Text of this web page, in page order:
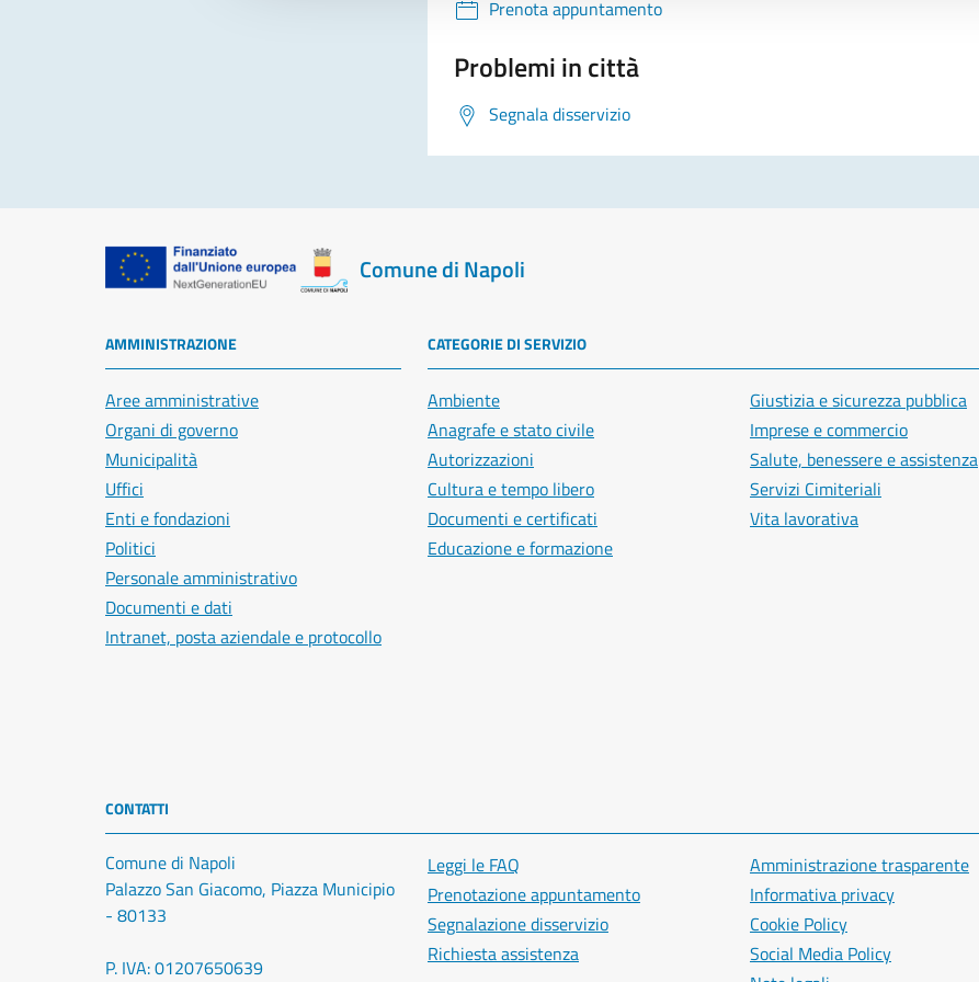
Prenota appuntamento
Problemi in città
Segnala disservizio
Comune di Napoli
AMMINISTRAZIONE
Aree amministrative
Organi di governo
Municipalità
Uffici
Enti e fondazioni
Politici
Personale amministrativo
Documenti e dati
Intranet, posta aziendale e protocollo
CATEGORIE DI SERVIZIO
Ambiente
Anagrafe e stato civile
Autorizzazioni
Cultura e tempo libero
Documenti e certificati
Educazione e formazione
Giustizia e sicurezza pubblica
Imprese e commercio
Salute, benessere e assistenza
Servizi Cimiteriali
Vita lavorativa
CONTATTI
Comune di Napoli
Palazzo San Giacomo, Piazza Municipio
- 80133
P. IVA: 01207650639
Leggi le FAQ
Prenotazione appuntamento
Segnalazione disservizio
Richiesta assistenza
Amministrazione trasparente
Informativa privacy
Cookie Policy
Social Media Policy